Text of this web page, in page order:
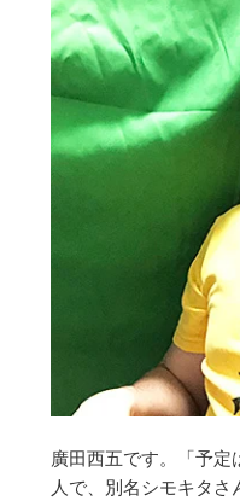
廣田西五です。「予
人で、別名シモキタさ